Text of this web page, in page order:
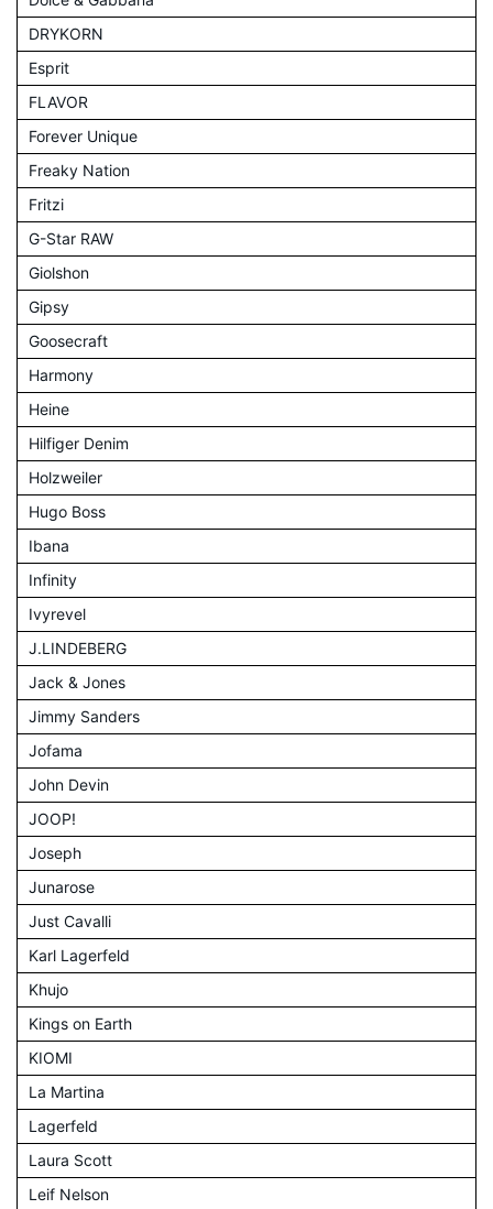
DRYKORN
Esprit
FLAVOR
Forever Unique
Freaky Nation
Fritzi
G-Star RAW
Giolshon
Gipsy
Goosecraft
Harmony
Heine
Hilfiger Denim
Holzweiler
Hugo Boss
Ibana
Infinity
Ivyrevel
J.LINDEBERG
Jack & Jones
Jimmy Sanders
Jofama
John Devin
JOOP!
Joseph
Junarose
Just Cavalli
Karl Lagerfeld
Khujo
Kings on Earth
KIOMI
La Martina
Lagerfeld
Laura Scott
Leif Nelson